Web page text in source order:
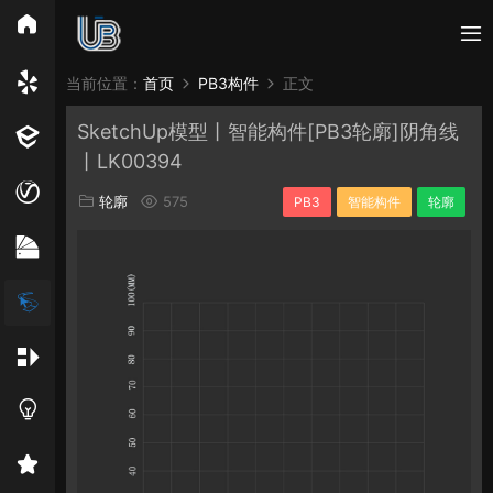
所有分类
Enscape PB3构件 构件 轮廓
当前位置： 首页 PB3构件 正文
SketchUp模型丨智能构件[PB3轮廓]阴角线
丨LK00394
轮廓 575 PB3 智能构件 轮廓